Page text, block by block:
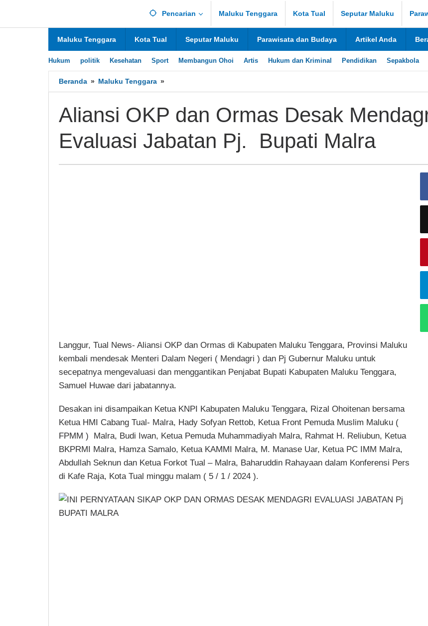
konten
Pencarian Maluku Tenggara Kota Tual Seputar Maluku
Maluku Tenggara Kota Tual Seputar Maluku Parawisata dan Budaya Artikel Anda
Hukum politik Kesehatan Sport Membangun Ohoi Artis Hukum dan Kriminal Pendidikan Sepakbola
Beranda » Maluku Tenggara »
OKP
Ormas
Desak
Mendagri
Evaluasi
Pj.
Aliansi OKP dan Ormas Desak
Evaluasi Jabatan Pj. Bupati Malra
Langgur, Tual News- Aliansi OKP dan Ormas di Kabupaten Maluku Tenggara, Provinsi Maluku
kembali mendesak Menteri Dalam Negeri ( Mendagri ) dan Pj Gubernur Maluku untuk
secepatnya mengevaluasi dan menggantikan Penjabat Bupati Kabupaten Maluku Tenggara,
Samuel Huwae dari jabatannya.
Desakan ini disampaikan Ketua KNPI Kabupaten Maluku Tenggara, Rizal Ohoitenan bersama
Ketua HMI Cabang Tual- Malra, Hady Sofyan Rettob, Ketua Front Pemuda Muslim Maluku (
FPMM ) Malra, Budi Iwan, Ketua Pemuda Muhammadiyah Malra, Rahmat H. Reliubun, Ketua
BKPRMI Malra, Hamza Samalo, Ketua KAMMI Malra, M. Manase Uar, Ketua PC IMM Malra,
Abdullah Seknun dan Ketua Forkot Tual – Malra, Baharuddin Rahayaan dalam Konferensi Pers
di Kafe Raja, Kota Tual minggu malam ( 5 / 1 / 2024 ).